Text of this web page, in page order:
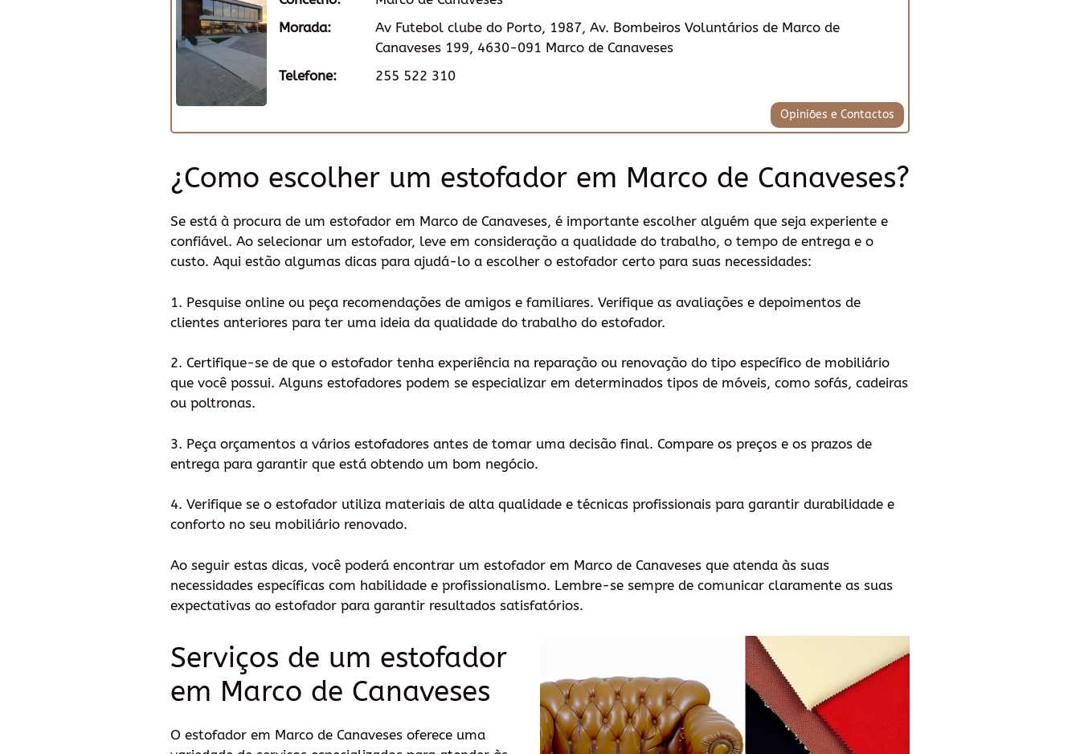
Morada:
Av Futebol clube do Porto, 1987, Av. Bombeiros Voluntários de Marco de
Canaveses 199, 4630-091 Marco de Canaveses
Telefone:
255 522 310
Opiniões e Contactos
¿Como escolher um estofador em Marco de Canaveses?
Se está à procura de um estofador em Marco de Canaveses, é importante escolher alguém que seja experiente e
confiável. Ao selecionar um estofador, leve em consideração a qualidade do trabalho, o tempo de entrega e o
custo. Aqui estão algumas dicas para ajudá-lo a escolher o estofador certo para suas necessidades:
1. Pesquise online ou peça recomendações de amigos e familiares. Verifique as avaliações e depoimentos de
clientes anteriores para ter uma ideia da qualidade do trabalho do estofador.
2. Certifique-se de que o estofador tenha experiência na reparação ou renovação do tipo específico de mobiliário
que você possui. Alguns estofadores podem se especializar em determinados tipos de móveis, como sofás, cadeiras
ou poltronas.
3. Peça orçamentos a vários estofadores antes de tomar uma decisão final. Compare os preços e os prazos de
entrega para garantir que está obtendo um bom negócio.
4. Verifique se o estofador utiliza materiais de alta qualidade e técnicas profissionais para garantir durabilidade e
conforto no seu mobiliário renovado.
Ao seguir estas dicas, você poderá encontrar um estofador em Marco de Canaveses que atenda às suas
necessidades específicas com habilidade e profissionalismo. Lembre-se sempre de comunicar claramente as suas
expectativas ao estofador para garantir resultados satisfatórios.
Serviços de um estofador
em Marco de Canaveses
O estofador em Marco de Canaveses oferece uma